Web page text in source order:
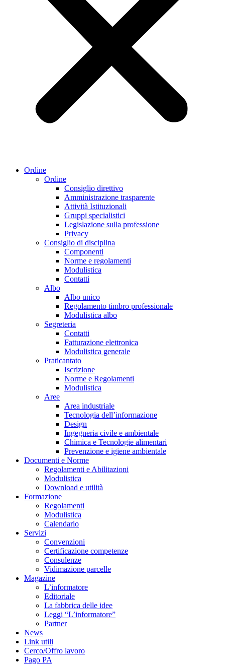
Ordine
Ordine
Consiglio direttivo
Amministrazione trasparente
Attività Istituzionali
Gruppi specialistici
Legislazione sulla professione
Privacy
Consiglio di disciplina
Componenti
Norme e regolamenti
Modulistica
Contatti
Albo
Albo unico
Regolamento timbro professionale
Modulistica albo
Segreteria
Contatti
Fatturazione elettronica
Modulistica generale
Praticantato
Iscrizione
Norme e Regolamenti
Modulistica
Aree
Area industriale
Tecnologia dell’informazione
Design
Ingegneria civile e ambientale
Chimica e Tecnologie alimentari
Prevenzione e igiene ambientale
Documenti e Norme
Regolamenti e Abilitazioni
Modulistica
Download e utilità
Formazione
Regolamenti
Modulistica
Calendario
Servizi
Convenzioni
Certificazione competenze
Consulenze
Vidimazione parcelle
Magazine
L’informatore
Editoriale
La fabbrica delle idee
Leggi “L’informatore”
Partner
News
Link utili
Cerco/Offro lavoro
Pago PA